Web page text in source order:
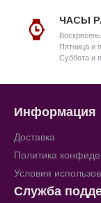
ЧАСЫ
Пятница и
Суббота и
Информация
Доставка
Политика
Условия
Служба